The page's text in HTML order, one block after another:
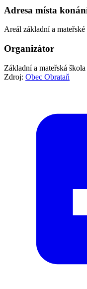
Adresa místa
Areál základní a
Organizátor
Základní a mateřská
Zdroj: Obec Obrataň